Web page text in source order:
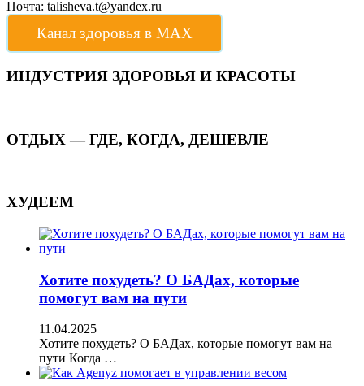
Почта: talisheva.t@yandex.ru
Канал здоровья в МАХ
ИНДУСТРИЯ ЗДОРОВЬЯ И КРАСОТЫ
ОТДЫХ — ГДЕ, КОГДА, ДЕШЕВЛЕ
ХУДЕЕМ
Хотите похудеть? О БАДах, которые
помогут вам на пути
11.04.2025
Хотите похудеть? О БАДах, которые помогут вам на
пути Когда …